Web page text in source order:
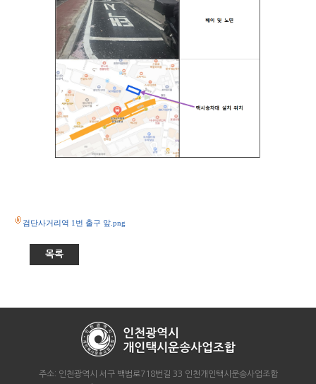
검단사거리역 1번 출구 앞.png
목록
주소: 인천광역시 서구 백범로718번길 33 인천개인택시운송사업조합